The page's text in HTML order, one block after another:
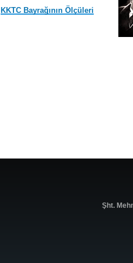
KKTC Bayrağının Ölçüleri
Şht.